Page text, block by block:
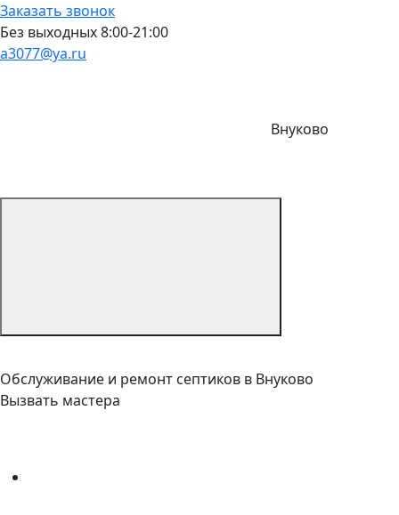
Заказать звонок
Без выходных 8:00-21:00
a3077@ya.ru
Внуково
Обслуживание и ремонт септиков в Внуково
Вызвать мастера